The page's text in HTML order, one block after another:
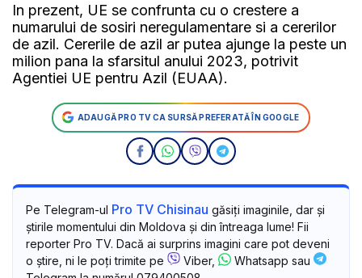
In prezent, UE se confrunta cu o crestere a
numarului de sosiri neregulamentare si a cererilor
de azil. Cererile de azil ar putea ajunge la peste un
milion pana la sfarsitul anului 2023, potrivit
Agentiei UE pentru Azil (EUAA).
ADAUGĂ PRO TV CA SURSĂ PREFERATĂ ÎN GOOGLE
Pe Telegram-ul Pro TV Chisinau găsiți imaginile, dar și
știrile momentului din Moldova și din întreaga lume! Fii
reporter Pro TV. Dacă ai surprins imagini care pot deveni
o știre, ni le poți trimite pe
Viber,
Whatsapp sau